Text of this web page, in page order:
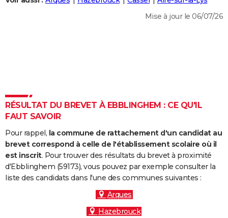
DICTIONNAIRE
Dictionnaire
Biographies
Citations
Expressions
Proverbes
PROGRAMME TV
COPAINS D'AVANT
S'inscrire
Se connecter
Lycées
Collèges
Primaires
Universités
Entreprises
Service militaire
Avis de recherche
AVIS DE DÉCÈS
FORUM
Mise à jour le 06/07/26
RÉSULTAT DU BREVET À EBBLINGHEM : CE QU'IL
FAUT SAVOIR
Pour rappel, la commune de rattachement d'un candidat au
brevet correspond à celle de l'établissement scolaire où il
est inscrit. Pour trouver des résultats du brevet à proximité
d'Ebblinghem (59173), vous pouvez par exemple consulter la
liste des candidats dans l'une des communes suivantes :
Arques
Hazebrouck